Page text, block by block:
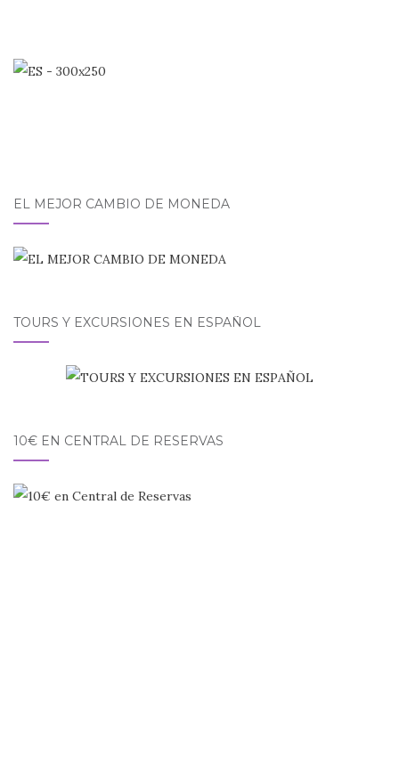
EL MEJOR CAMBIO DE MONEDA
TOURS Y EXCURSIONES EN ESPAÑOL
10€ EN CENTRAL DE RESERVAS